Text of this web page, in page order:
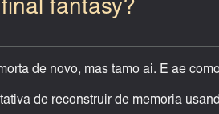
fantasy?
de novo, mas tamo ai. E ae
de reconstruir de memoria